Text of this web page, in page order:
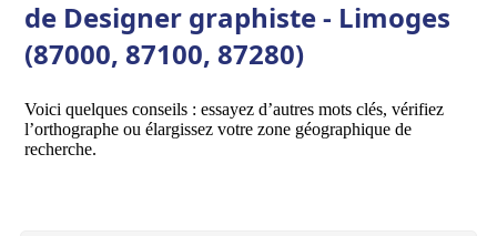
de Designer graphiste - Limoges
(87000, 87100, 87280)
Voici quelques conseils : essayez d’autres mots clés, vérifiez
l’orthographe ou élargissez votre zone géographique de
recherche.